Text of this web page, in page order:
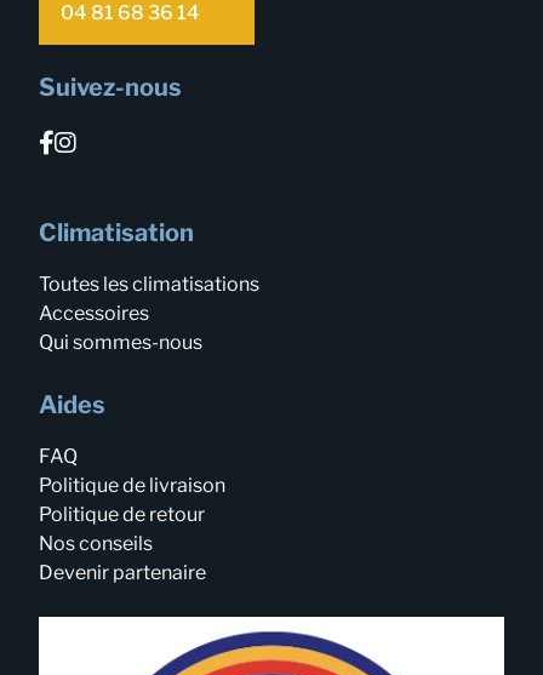
04 81 68 36 14
Suivez-nous
Climatisation
Toutes les climatisations
Accessoires
Qui sommes-nous
Aides
FAQ
Politique de livraison
Politique de retour
Nos conseils
Devenir partenaire